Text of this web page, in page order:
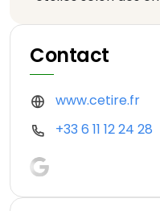
Contact
www.cetire.fr
+33 6 11 12 24 28